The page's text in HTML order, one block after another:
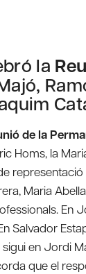
la
de la
Homs, la
Maria
En
Salvador
en Jordi
que el